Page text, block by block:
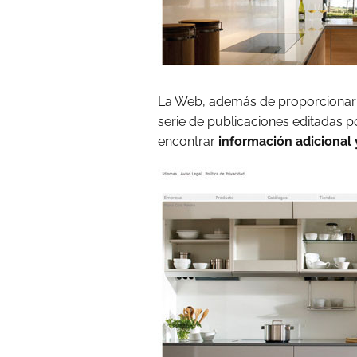
La Web, además de
serie de publicaciones editadas
encontrar información adicional